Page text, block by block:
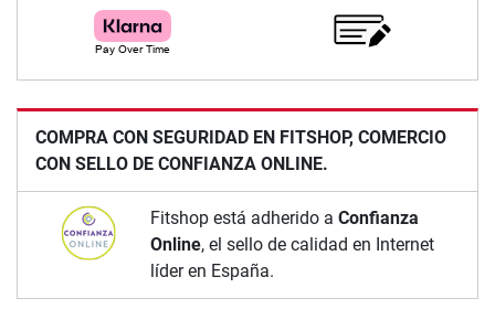
COMPRA CON SEGURIDAD EN FITSHOP, COMERCIO
CON SELLO DE CONFIANZA ONLINE.
Fitshop está adherido a Confianza
Online, el sello de calidad en Internet
líder en España.